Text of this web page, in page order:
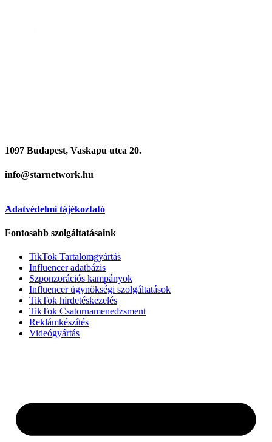
1097 Budapest, Vaskapu utca 20.
info@starnetwork.hu
Adatvédelmi tájékoztató
Fontosabb szolgáltatásaink
TikTok Tartalomgyártás
Influencer adatbázis
Szponzorációs kampányok
Influencer ügynökségi szolgáltatások
TikTok hirdetéskezelés
TikTok Csatornamenedzsment
Reklámkészítés
Videógyártás